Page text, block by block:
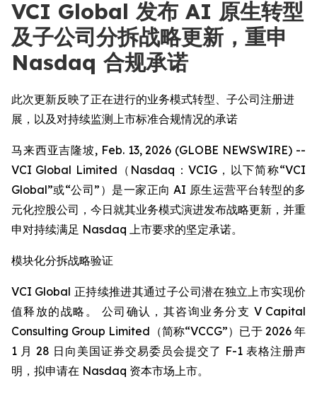
VCI Global 发布 AI 原生转型
及子公司分拆战略更新，重申
Nasdaq 合规承诺
此次更新反映了正在进行的业务模式转型、子公司注册进
展，以及对持续监测上市标准合规情况的承诺
马来西亚吉隆坡, Feb. 13, 2026 (GLOBE NEWSWIRE) --
VCI Global Limited（Nasdaq：VCIG，以下简称“VCI
Global”或“公司”）是一家正向 AI 原生运营平台转型的多
元化控股公司，今日就其业务模式演进发布战略更新，并重
申对持续满足 Nasdaq 上市要求的坚定承诺。
模块化分拆战略验证
VCI Global 正持续推进其通过子公司潜在独立上市实现价
值释放的战略。 公司确认，其咨询业务分支 V Capital
Consulting Group Limited（简称“VCCG”）已于 2026 年
1 月 28 日向美国证券交易委员会提交了 F-1 表格注册声
明，拟申请在 Nasdaq 资本市场上市。